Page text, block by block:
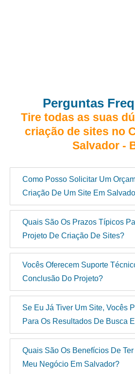
Perguntas
Tire todas as suas
criação de sites no
Salvador -
Como Posso Solicitar Um
Criação De Um Site Em
Quais São Os Prazos Típicos
Projeto De Criação De Sites?
Vocês Oferecem Suporte
Conclusão Do Projeto?
Se Eu Já Tiver Um Site, Vocês
Para Os Resultados De Busca
Quais São Os Benefícios De
Meu Negócio Em Salvador?